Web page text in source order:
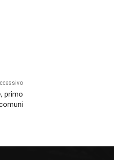
primo